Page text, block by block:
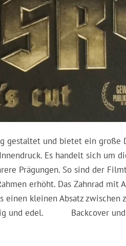
gestaltet und bietet ein
Es handelt sich um
Prägungen. So sind der
erhöht. Das Zahnrad mit
kleinen Absatz zwischen
und edel. Backcover